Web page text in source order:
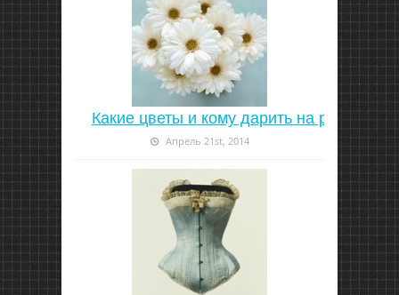
Какие цветы и кому дарить на работе
Апрель 21st, 2014